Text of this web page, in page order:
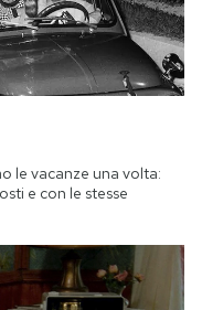
le vacanze una volta:
e con le stesse